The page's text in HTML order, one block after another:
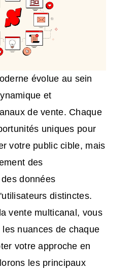
évolue au sein
et
de vente. Chaque
uniques pour
votre public cible, mais
des
données
distinctes.
vente multicanal, vous
nuances de chaque
votre approche en
les principaux